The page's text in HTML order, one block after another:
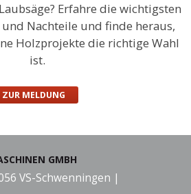
Erfahre die wichtigsten
Nachteile und finde heraus,
Holzprojekte die richtige Wahl
ist.
ZUR MELDUNG
GMBH
VS-Schwenningen |